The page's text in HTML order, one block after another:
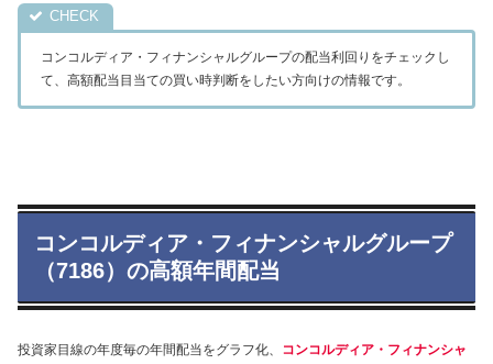
コンコルディア・フィナンシャルグループの配当利回りをチェックし
て、高額配当目当ての買い時判断をしたい方向けの情報です。
コンコルディア・フィナンシャルグループ
（7186）の高額年間配当
投資家目線の年度毎の年間配当をグラフ化、 コンコルディア・フィナンシャ